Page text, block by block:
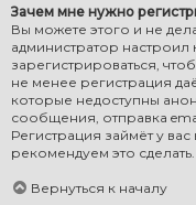
Зачем мне нужно
Вы можете этого и не
администратор
зарегистрироваться,
не менее регистрация
которые недоступны
сообщения, отправка
Регистрация займёт у
рекомендуем это сделать.
Вернуться к началу